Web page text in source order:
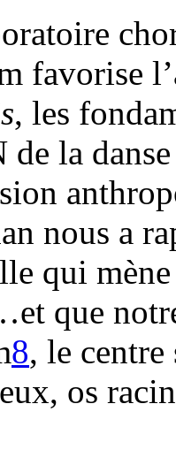
favorise
, les
de la
nous a
qui
que
8, le centre
os